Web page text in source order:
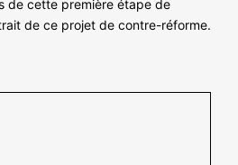
de cette première étape de
de ce projet de contre-réforme.